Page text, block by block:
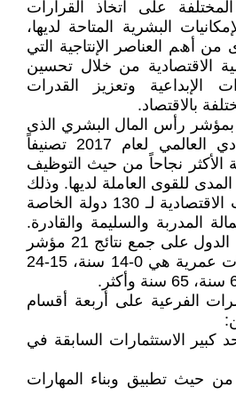
على اتخاذ القرارات
البشرية المتاحة لديها،
أھﻢ العناصر الإنتاجية اﻟﺘﻲ
الاقتصادية من خلال تحسين
الإبداعية وتعزيز القدرات
بالاقتصاد.
رأس المال البشري الذى
أصدره المنتدى الاقتصادي العالمي لعام 2017 تصنيفاً
الأكثر نجاحاً من حيث التوظيف
للقوى العاملة لديها. وذلك
من خلال قياس القدرات الاقتصادية لـ 130 دولة الخاصة
المدربة والسليمة والقادرة.
وتستند عملية تقييم هذه الدول على جمع نتائج 21 مؤشر
فرعى تغطى خمس فئات عمرية هي 0-14 سنة، 15-24
الفرعية على أربعة أقسام
كبير الاستثمارات السابقة في
حيث تطبيق وبناء المهارات